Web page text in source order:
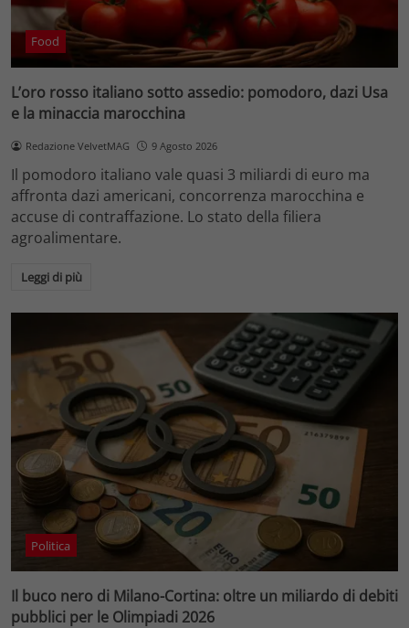
Food
L’oro rosso italiano sotto assedio: pomodoro, dazi Usa
e la minaccia marocchina
Redazione VelvetMAG 9 Agosto 2026
Il pomodoro italiano vale quasi 3 miliardi di euro ma
affronta dazi americani, concorrenza marocchina e
accuse di contraffazione. Lo stato della filiera
agroalimentare.
Leggi di più
Politica
Il buco nero di Milano-Cortina: oltre un miliardo di debiti
pubblici per le Olimpiadi 2026